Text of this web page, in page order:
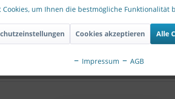
Cookies, um Ihnen die bestmögliche Funktionalität
Cookies akzeptieren Alle
Impressum AGB